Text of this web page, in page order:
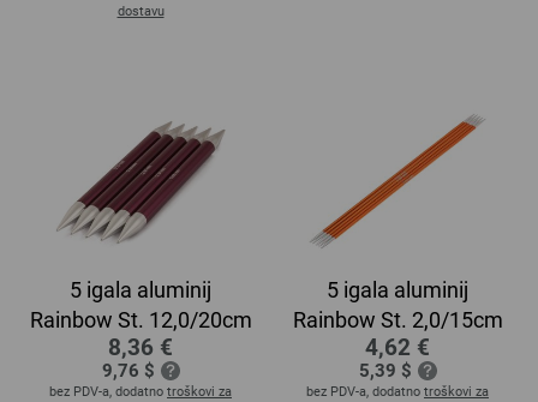
dostavu
5 igala aluminij
Rainbow St. 12,0/20cm
8,36 €
9,76 $
bez PDV-a, dodatno troškovi za
5 igala aluminij
Rainbow St. 2,0/15cm
4,62 €
5,39 $
bez PDV-a, dodatno troškovi za